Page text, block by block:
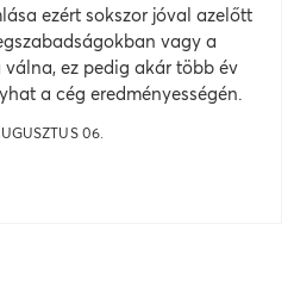
ezért sokszor jóval azelőtt
vagy a
ez pedig akár több év
a cég eredményességén.
06.